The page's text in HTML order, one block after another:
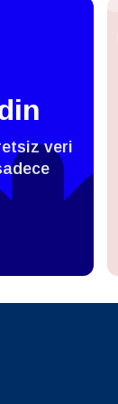
veri
Dirhemi